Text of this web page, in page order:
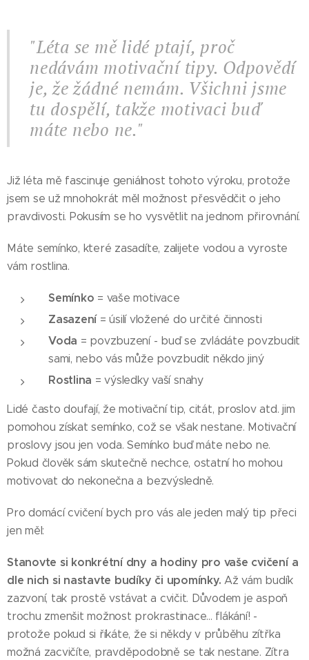
"Léta se mě lidé ptají, proč
nedávám motivační tipy. Odpovědí
je, že žádné nemám. Všichni jsme
tu dospělí, takže motivaci buď
máte nebo ne."
Již léta mě fascinuje geniálnost tohoto výroku, protože
jsem se už mnohokrát měl možnost přesvědčit o jeho
pravdivosti. Pokusím se ho vysvětlit na jednom přirovnání.
Máte semínko, které zasadíte, zalijete vodou a vyroste
vám rostlina.
Semínko = vaše motivace
Zasazení= úsilí vložené do určité činnosti
Voda = povzbuzení - buď se zvládáte povzbudit
sami, nebo vás může povzbudit někdo jiný
Rostlina = výsledky vaší snahy
Lidé často doufají, že motivační tip, citát, proslov atd. jim
pomohou získat semínko, což se však nestane. Motivační
proslovy jsou jen voda. Semínko buď máte nebo ne.
Pokud člověk sám skutečně nechce, ostatní ho mohou
motivovat do nekonečna a bezvýsledně.
Pro domácí cvičení bych pro vás ale jeden malý tip přeci
jen měl:
Stanovte si konkrétní dny a hodiny pro vaše cvičení a
dle nich si nastavte budíky či upomínky. Až vám budík
zazvoní, tak prostě vstávat a cvičit. Důvodem je aspoň
trochu zmenšit možnost prokrastinace... flákání! -
protože pokud si říkáte, že si někdy v průběhu zítřka
možná zacvičíte, pravděpodobně se tak nestane. Zítra